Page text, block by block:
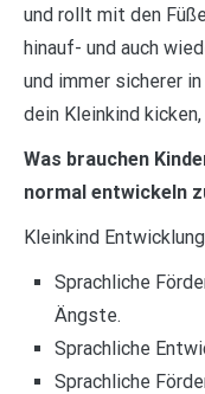
und rollt mit den
hinauf- und auch
und immer sicherer
dein Kleinkind
Was brauchen
normal entwickeln
Kleinkind
Sprachliche
Ängste.
Sprachliche
Sprachliche